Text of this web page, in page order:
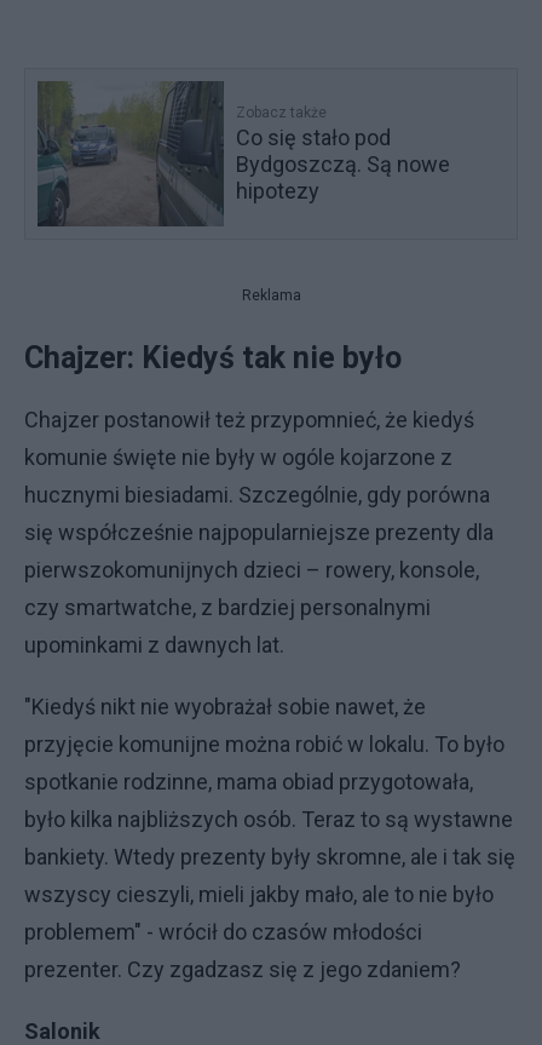
Zobacz także
Co się stało pod
Bydgoszczą. Są nowe
hipotezy
Reklama
Chajzer: Kiedyś tak nie było
Chajzer postanowił też przypomnieć, że kiedyś
komunie święte nie były w ogóle kojarzone z
hucznymi biesiadami. Szczególnie, gdy porówna
się współcześnie najpopularniejsze prezenty dla
pierwszokomunijnych dzieci – rowery, konsole,
czy smartwatche, z bardziej personalnymi
upominkami z dawnych lat.
"Kiedyś nikt nie wyobrażał sobie nawet, że
przyjęcie komunijne można robić w lokalu. To było
spotkanie rodzinne, mama obiad przygotowała,
było kilka najbliższych osób. Teraz to są wystawne
bankiety. Wtedy prezenty były skromne, ale i tak się
wszyscy cieszyli, mieli jakby mało, ale to nie było
problemem" - wrócił do czasów młodości
prezenter. Czy zgadzasz się z jego zdaniem?
Salonik